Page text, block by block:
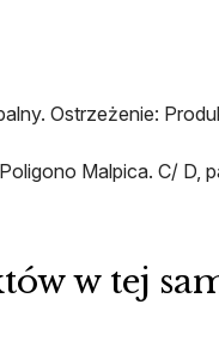
Ostrzeżenie:
Malpica. C/ D,
w tej